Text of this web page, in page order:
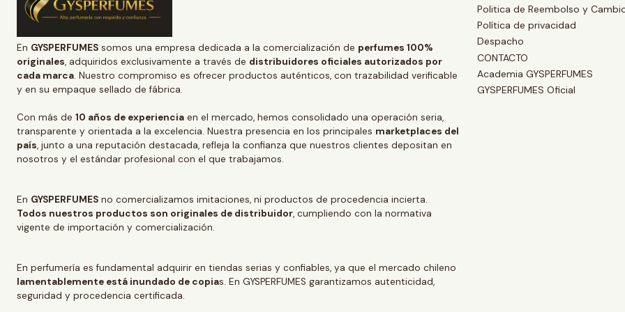
En GYSPERFUMES somos una empresa dedicada a la comercialización de perfumes 100%
originales, adquiridos exclusivamente a través de distribuidores oficiales autorizados por
cada marca. Nuestro compromiso es ofrecer productos auténticos, con trazabilidad verificable
y en su empaque sellado de fábrica.
Con más de 10 años de experiencia en el mercado, hemos consolidado una operación seria,
transparente y orientada a la excelencia. Nuestra presencia en los principales marketplaces del
país, junto a una reputación destacada, refleja la confianza que nuestros clientes depositan en
nosotros y el estándar profesional con el que trabajamos.
En GYSPERFUMES no comercializamos imitaciones, ni productos de procedencia incierta.
Todos nuestros productos son originales de distribuidor, cumpliendo con la normativa
vigente de importación y comercialización.
En perfumería es fundamental adquirir en tiendas serias y confiables, ya que el mercado chileno
lamentablemente está inundado de copias. En GYSPERFUMES garantizamos autenticidad,
seguridad y procedencia certificada.
Politica de Reembolso y
Política de privacidad
Despacho
CONTACTO
Academia GYSPERFUMES
GYSPERFUMES Oficial